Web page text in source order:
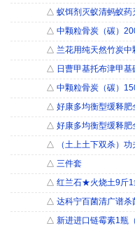
△ 蚁饵剂灭蚁清蚂蚁
△ 中颗粒骨炭（碳）
△ 兰花用纯天然竹炭
△ 日曹甲基托布津甲
△ 中颗粒骨炭（碳）
△ 好康多均衡型缓释
△ 好康多均衡型缓释
△ （土上土下双杀）
△ 三件套
△ 红兰石★火烧土9斤1
△ 达科宁百菌清广谱
△ 新进进口链霉素1瓶